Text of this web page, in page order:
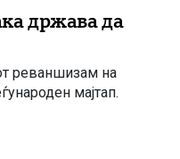
држава да
реваншизам на
мајтап.